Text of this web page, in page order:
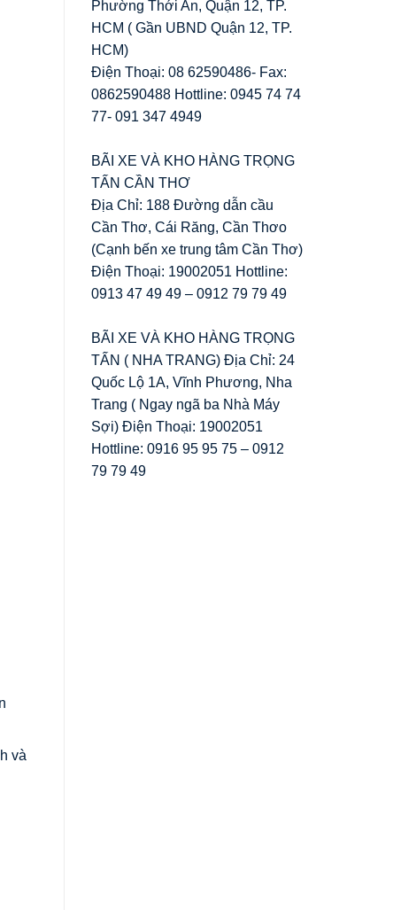
và
Phường Thới An, Quận 12, TP.
HCM ( Gần UBND Quận 12, TP.
HCM)
Điện Thoại: 08 62590486- Fax:
0862590488 Hottline: 0945 74 74
77- 091 347 4949
BÃI XE VÀ KHO HÀNG TRỌNG
TẤN CẦN THƠ
Địa Chỉ: 188 Đường dẫn cầu
Cần Thơ, Cái Răng, Cần Thơo
(Cạnh bến xe trung tâm Cần Thơ)
Điện Thoại: 19002051 Hottline:
0913 47 49 49 – 0912 79 79 49
BÃI XE VÀ KHO HÀNG TRỌNG
TẤN ( NHA TRANG) Địa Chỉ: 24
Quốc Lộ 1A, Vĩnh Phương, Nha
Trang ( Ngay ngã ba Nhà Máy
Sợi) Điện Thoại: 19002051
Hottline: 0916 95 95 75 – 0912
79 79 49